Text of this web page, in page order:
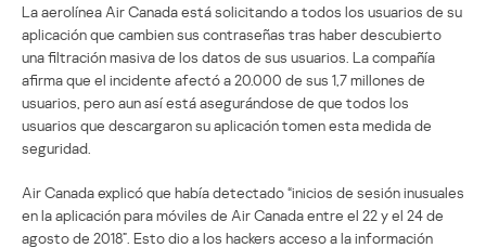
La aerolínea Air Canada está solicitando a todos los usuarios de su
aplicación que cambien sus contraseñas tras haber descubierto
una filtración masiva de los datos de sus usuarios. La compañía
afirma que el incidente afectó a 20.000 de sus 1,7 millones de
usuarios, pero aun así está asegurándose de que todos los
usuarios que descargaron su aplicación tomen esta medida de
seguridad.
Air Canada explicó que había detectado “inicios de sesión inusuales
en la aplicación para móviles de Air Canada entre el 22 y el 24 de
agosto de 2018”. Esto dio a los hackers acceso a la información